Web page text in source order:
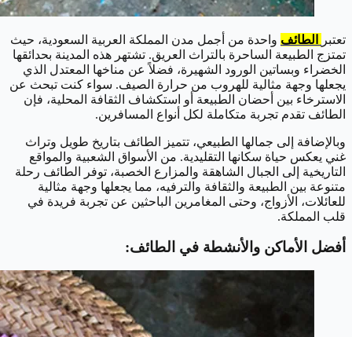
تعتبر الطائف واحدة من أجمل مدن المملكة العربية السعودية، حيث
تمتزج الطبيعة الساحرة بالتراث العريق. تشتهر هذه المدينة بحدائقها
الخضراء وبساتين الورود الشهيرة، فضلاً عن مناخها المعتدل الذي
يجعلها وجهة مثالية للهروب من حرارة الصيف. سواء كنت تبحث عن
الاسترخاء بين أحضان الطبيعة أو استكشاف الثقافة المحلية، فإن
الطائف تقدم تجربة متكاملة لكل أنواع المسافرين.
وبالإضافة إلى جمالها الطبيعي، تتميز الطائف بتاريخ طويل وتراث
غني يعكس حياة سكانها التقليدية. من الأسواق الشعبية والمواقع
التاريخية إلى الجبال الشاهقة والمزارع الخصبة، توفر الطائف رحلة
متنوعة بين الطبيعة والثقافة والترفيه، مما يجعلها وجهة مثالية
للعائلات، الأزواج، وحتى المغامرين الباحثين عن تجربة فريدة في
قلب المملكة.
أفضل الأماكن والأنشطة في الطائف: